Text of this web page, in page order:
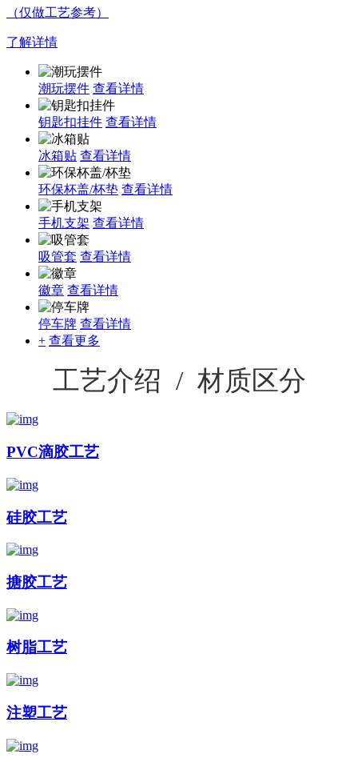
（仅做工艺参考）
了解详情
潮玩摆件 查看详情
钥匙扣挂件 查看详情
冰箱贴 查看详情
环保杯盖/杯垫 查看详情
手机支架 查看详情
吸管套 查看详情
徽章 查看详情
停车牌 查看详情
+ 查看更多
工艺介绍 / 材质区分
PVC滴胶工艺
硅胶工艺
搪胶工艺
树脂工艺
注塑工艺